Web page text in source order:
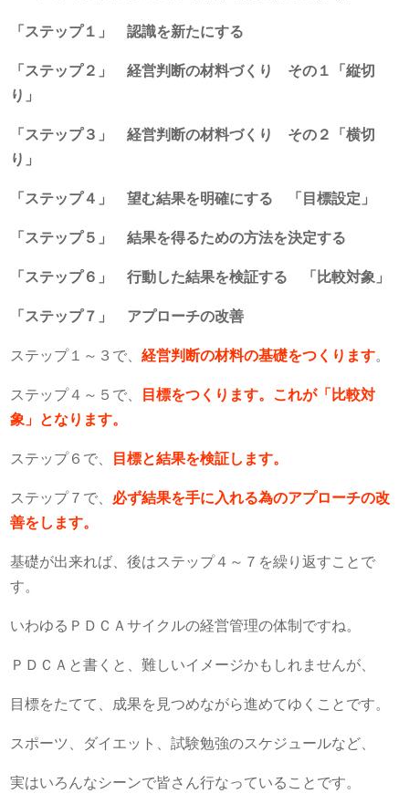
「ステップ１」 認識を新たにする
「ステップ２」 経営判断の材料づくり その１「縦切
り」
「ステップ３」 経営判断の材料づくり その２「横切
り」
「ステップ４」 望む結果を明確にする 「目標設定」
「ステップ５」 結果を得るための方法を決定する
「ステップ６」 行動した結果を検証する 「比較対象」
「ステップ７」 アプローチの改善
ステップ１～３で、経営判断の材料の基礎をつくります。
ステップ４～５で、
目標をつくります。これが「比較対
象」となります。
ステップ６で、 目標と結果を検証します。
ステップ７で、 必ず結果を手に入れる為のアプローチの改
善をします。
基礎が出来れば、後はステップ４～７を繰り返すことで
す。
いわゆるＰＤＣＡサイクルの経営管理の体制ですね。
ＰＤＣＡと書くと、難しいイメージかもしれませんが、
目標をたてて、成果を見つめながら進めてゆくことです。
スポーツ、ダイエット、試験勉強のスケジュールなど、
実はいろんなシーンで皆さん行なっていることです。